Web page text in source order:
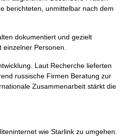
berichteten, unmittelbar nach dem
dokumentiert und gezielt
Personen.
Laut Recherche lieferten
russische Firmen Beratung zur
Zusammenarbeit stärkt die
wie Starlink zu umgehen.